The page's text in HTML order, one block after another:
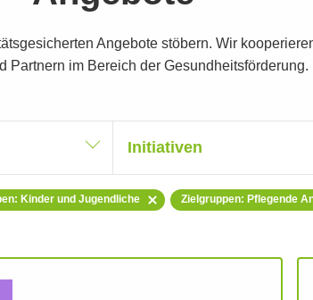
Angebote stöbern. Wir
Partnern im Bereich der Gesundheitsförderung.
Initiativen
Kinder und Jugendliche Zielgruppen: Pflegende